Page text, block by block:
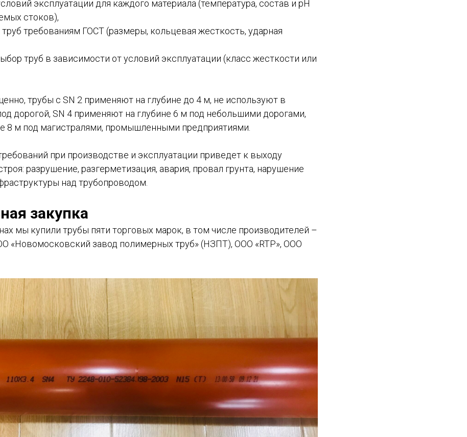
эксплуатации для каждого материала (температура, состав и pH
стоков),
требованиям ГОСТ (размеры, кольцевая жесткость, ударная
труб в зависимости от условий эксплуатации (класс жесткости или
трубы с SN 2 применяют на глубине до 4 м, не используют в
дорогой, SN 4 применяют на глубине 6 м под небольшими дорогами,
8 м под магистралями, промышленными предприятиями.
при производстве и эксплуатации приведет к выходу
разрушение, разгерметизация, авария, провал грунта, нарушение
над трубопроводом.
закупка
мы купили трубы пяти торговых марок, в том числе производителей –
«Новомосковский завод полимерных труб» (НЗПТ), ООО «RTP», ООО